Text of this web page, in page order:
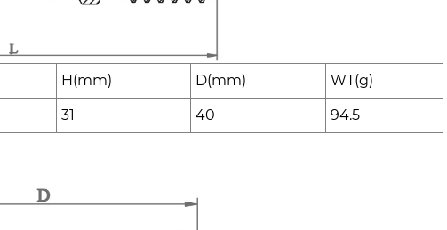
H(mm) D(mm) WT(g)
31 40 94.5